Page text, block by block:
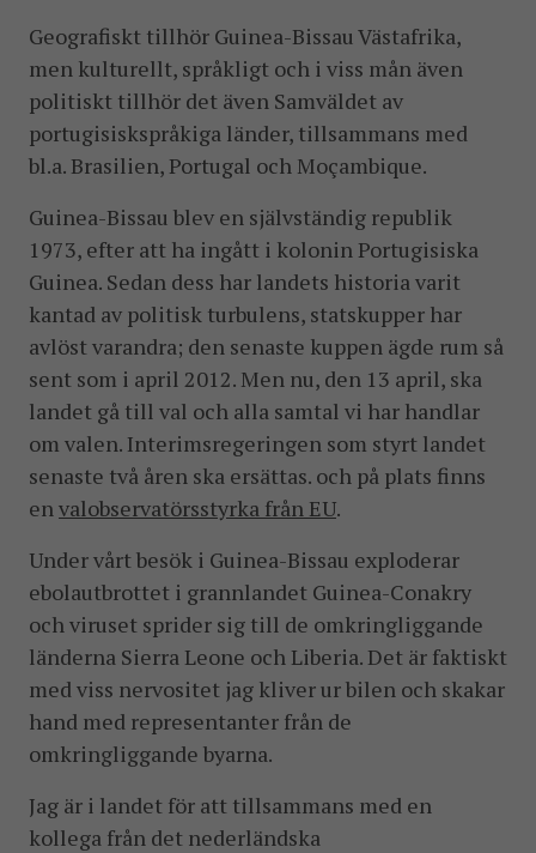
Geografiskt tillhör Guinea-Bissau Västafrika,
men kulturellt, språkligt och i viss mån även
politiskt tillhör det även Samväldet av
portugisiskspråkiga länder, tillsammans med
bl.a. Brasilien, Portugal och Moçambique.
Guinea-Bissau blev en självständig republik
1973, efter att ha ingått i kolonin Portugisiska
Guinea. Sedan dess har landets historia varit
kantad av politisk turbulens, statskupper har
avlöst varandra; den senaste kuppen ägde rum så
sent som i april 2012. Men nu, den 13 april, ska
landet gå till val och alla samtal vi har handlar
om valen. Interimsregeringen som styrt landet
senaste två åren ska ersättas. och på plats finns
envalobservatörsstyrka från EU.
Under vårt besök i Guinea-Bissau exploderar
ebolautbrottet i grannlandet Guinea-Conakry
och viruset sprider sig till de omkringliggande
länderna Sierra Leone och Liberia. Det är faktiskt
med viss nervositet jag kliver ur bilen och skakar
hand med representanter från de
omkringliggande byarna.
Jag är i landet för att tillsammans med en
kollega från det nederländska